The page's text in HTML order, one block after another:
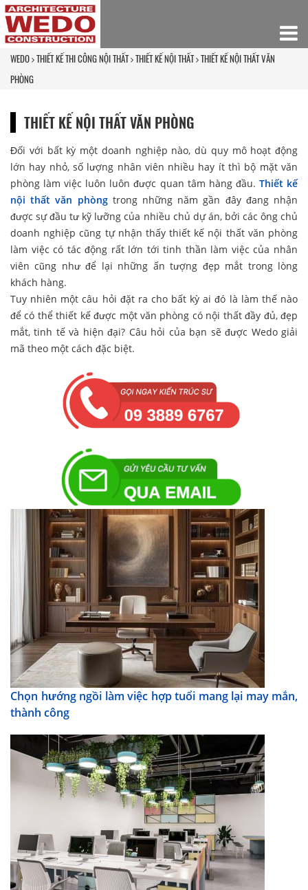
WEDO THIẾT KẾ THI CÔNG NỘI THẤT THIẾT KẾ NỘI THẤT THIẾT KẾ NỘI THẤT VĂN
PHÒNG
THIẾT KẾ NỘI THẤT VĂN PHÒNG
Đối với bất kỳ một doanh nghiệp nào, dù quy mô hoạt động
lớn hay nhỏ, số lượng nhân viên nhiều hay ít thì bộ mặt văn
phòng làm việc luôn luôn được quan tâm hàng đầu. Thiết kế
nội thất văn phòngtrong những năm gần đây đang nhận
được sự đầu tư kỹ lưỡng của nhiều chủ dự án, bởi các ông chủ
doanh nghiệp cũng tự nhận thấy thiết kế nội thất văn phòng
làm việc có tác động rất lớn tới tinh thần làm việc của nhân
viên cũng như để lại những ấn tượng đẹp mắt trong lòng
khách hàng.
Tuy nhiên một câu hỏi đặt ra cho bất kỳ ai đó là làm thế nào
để có thể thiết kế được một văn phòng có nội thất đầy đủ, đẹp
mắt, tinh tế và hiện đại? Câu hỏi của bạn sẽ được Wedo giải
mã theo một cách đặc biệt.
Chọn hướng ngồi làm việc hợp tuổi mang lại may mắn,
thành công